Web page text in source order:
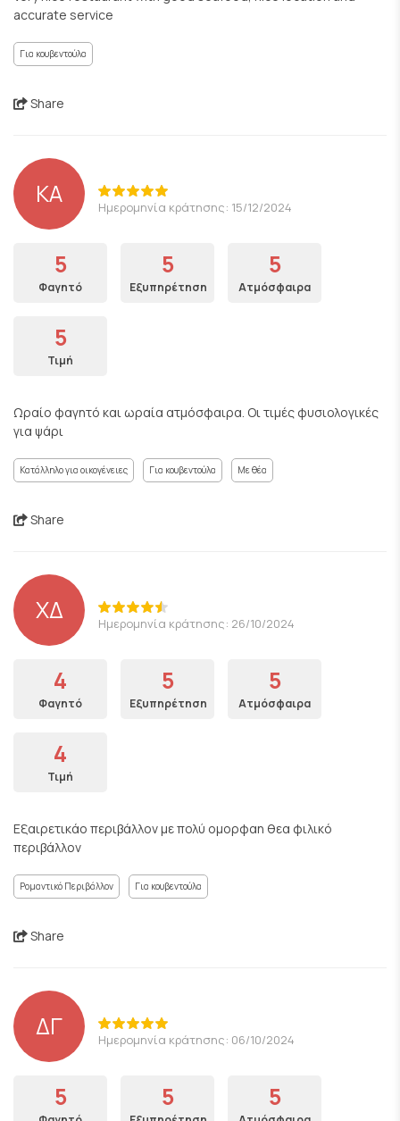
accurate service
Για κουβεντούλα
Share
ΚΑ Ημερομηνία κράτησης: 15/12/2024
5
Φαγητό
5
Εξυπηρέτηση
5
Ατμόσφαιρα
5
Τιμή
Ωραίο φαγητό και ωραία ατμόσφαιρα. Οι τιμές φυσιολογικές
για ψάρι
Κατάλληλο για οικογένειες Για κουβεντούλα Με θέα
Share
ΧΔ Ημερομηνία κράτησης: 26/10/2024
4
Φαγητό
5
Εξυπηρέτηση
5
Ατμόσφαιρα
4
Τιμή
Εξαιρετικάο περιβάλλον με πολύ ομορφαη θεα φιλικό
περιβάλλον
Ρομαντικό Περιβάλλον Για κουβεντούλα
Share
ΔΓ Ημερομηνία κράτησης: 06/10/2024
5 5 5